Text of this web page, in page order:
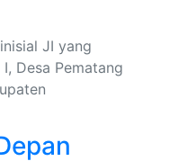
JI yang
Desa Pematang